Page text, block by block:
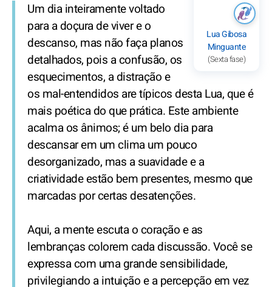
Lua Gibosa
Minguante
(Sexta fase)
Um dia inteiramente voltado
para a doçura de viver e o
descanso, mas não faça planos
detalhados, pois a confusão, os
esquecimentos, a distração e
os mal-entendidos are típicos desta Lua, que é
mais poética do que prática. Este ambiente
acalma os ânimos; é um belo dia para
descansar em um clima um pouco
desorganizado, mas a suavidade e a
criatividade estão bem presentes, mesmo que
marcadas por certas desatenções.
Aqui, a mente escuta o coração e as
lembranças colorem cada discussão. Você se
expressa com uma grande sensibilidade,
privilegiando a intuição e a percepção em vez